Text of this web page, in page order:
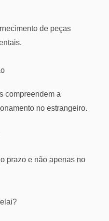
de peças
compreendem a
no estrangeiro.
prazo e não apenas no